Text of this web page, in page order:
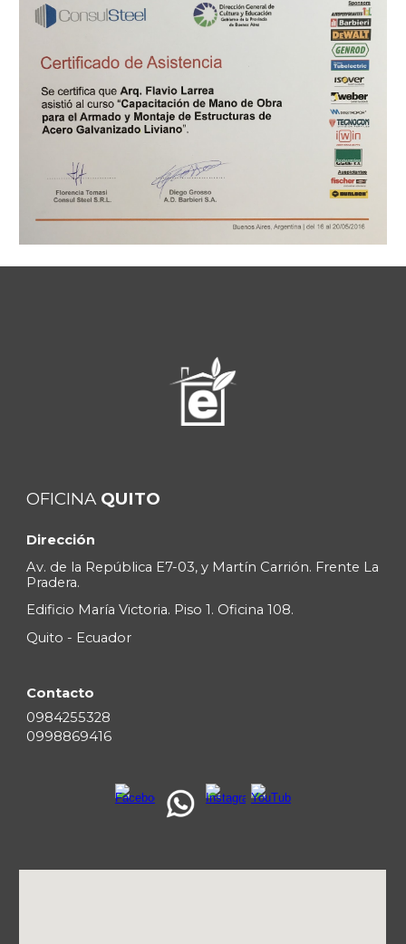
OFICINA QUITO
Dirección
Av. de la República E7-03, y Martín Carrión. Frente La
Pradera.
Edificio María Victoria. Piso 1. Oficina 108.
Quito - Ecuador
Contacto
0984255328
0998869416